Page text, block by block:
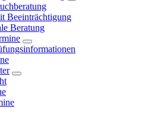
Beeinträchtigung
Beratung